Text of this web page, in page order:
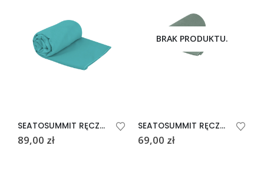
SEATOSUMMIT RĘCZNIK SZYBKOSCHNĄCY DRYLITE M BALTIC BLUE
89,00 zł
BRAK PRODUKTU.
SEATOSUMMIT RĘCZNIK SZYBKOSCHNĄCY DRYLITE S OLIWKOWY SAGE
69,00 zł